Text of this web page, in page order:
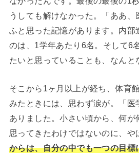
うしても解けなかった。「ああ、
ふと思った記憶があります。内
のは、1学年あたり6名。そして6
たいと思っていることも、なんと
そこから1ヶ月以上が経ち、体育
みたときには、思わず涙が。「医
ありました。小さい頃から、何
思ってきたわけではないのに、や
からは、自分の中でも一つの目標